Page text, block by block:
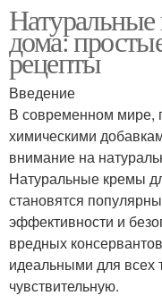
дома:
рецепты
Введение
В современном мире,
химическими
внимание на
Натуральные кремы
становятся
эффективности и
вредных
идеальными для всех
чувствительную.